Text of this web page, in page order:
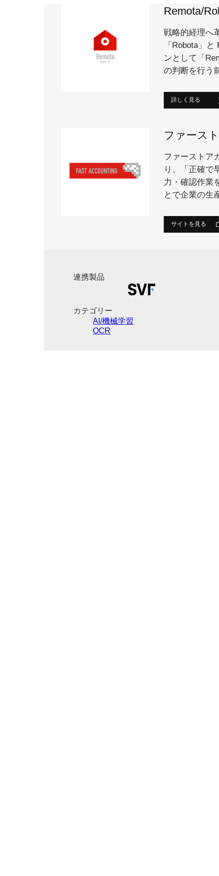
Remota/
戦略的経理へ
「Robota」
ンとして「
の判断を行う
詳しく見る
ファース
ファーストア
り、「正確で
力・確認作業
とで企業の生
サイトを見る
連携製品
カテゴリー
AI/機械学習
OCR